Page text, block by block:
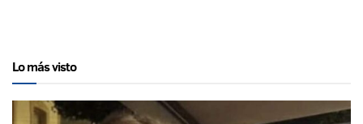
Lo más visto